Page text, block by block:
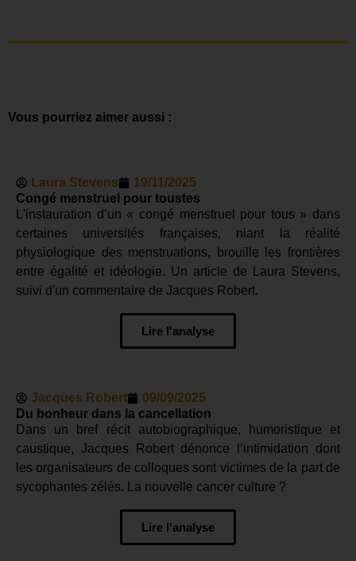
Vous pourriez aimer aussi :
Laura Stevens
19/11/2025
Congé menstruel pour toustes
L'instauration d’un « congé menstruel pour tous » dans
certaines universités françaises, niant la réalité
physiologique des menstruations, brouille les frontières
entre égalité et idéologie. Un article de Laura Stevens,
suivi d'un commentaire de Jacques Robert.
Lire l'analyse
Jacques Robert
09/09/2025
Du bonheur dans la cancellation
Dans un bref récit autobiographique, humoristique et
caustique, Jacques Robert dénonce l’intimidation dont
les organisateurs de colloques sont victimes de la part de
sycophantes zélés. La nouvelle cancer culture ?
Lire l'analyse